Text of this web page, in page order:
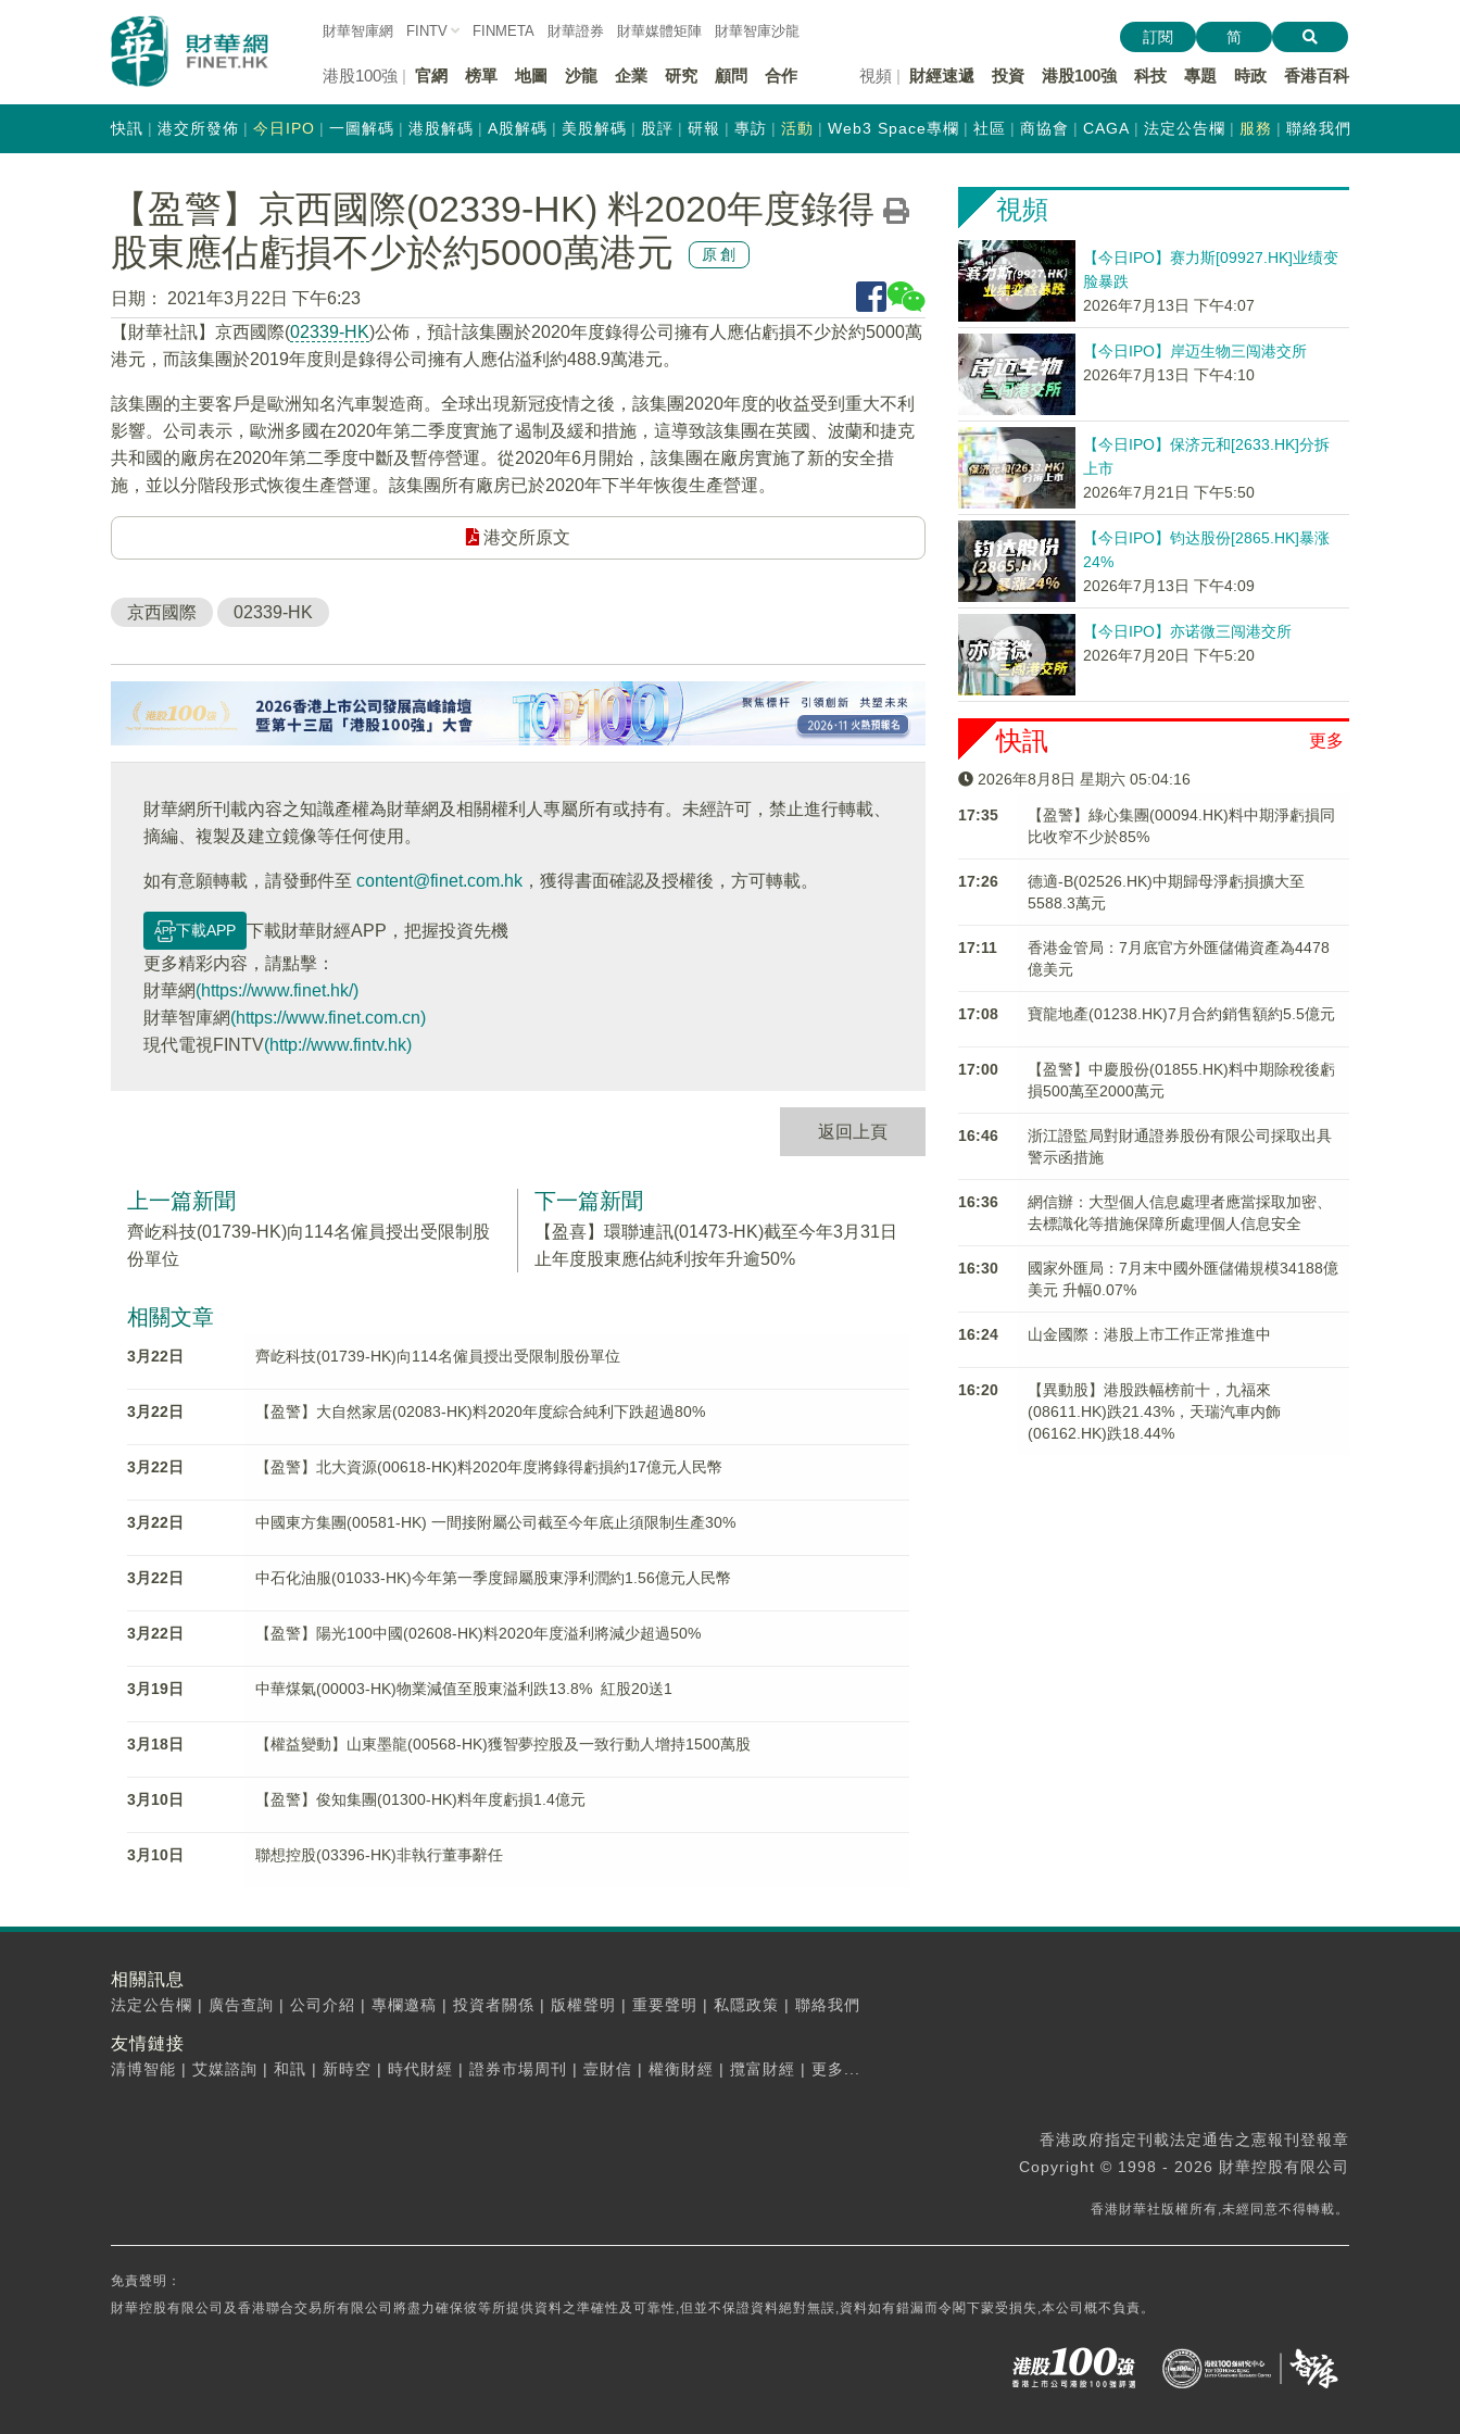
財華智庫網 FINTV FINMETA 財華證券 財華媒體矩陣 財華智庫沙龍
港股100強 官網 榜單 地圖 沙龍 企業 研究 顧問 合作 視頻 財經速遞 投資 港股100強 科技 專題 時政 香港百科
訂閱 简
快訊 港交所發佈 今日IPO 一圖解碼 港股解碼 A股解碼 美股解碼 股評 研報 專訪 活動 Web3 Space專欄 社區 商協會 CAGA 法定公告欄 服務 聯絡我們
【盈警】京西國際(02339-HK) 料2020年度錄得
股東應佔虧損不少於約5000萬港元
原創
日期：
2021年3月22日 下午6:23
【財華社訊】京西國際(02339-HK)公佈，預計該集團於2020年度錄得公司擁有人應佔虧損不少於約5000萬
港元，而該集團於2019年度則是錄得公司擁有人應佔溢利約488.9萬港元。
該集團的主要客戶是歐洲知名汽車製造商。全球出現新冠疫情之後，該集團2020年度的收益受到重大不利
影響。公司表示，歐洲多國在2020年第二季度實施了遏制及緩和措施，這導致該集團在英國、波蘭和捷克
共和國的廠房在2020年第二季度中斷及暫停營運。從2020年6月開始，該集團在廠房實施了新的安全措
施，並以分階段形式恢復生產營運。該集團所有廠房已於2020年下半年恢復生產營運。
港交所原文
京西國際 02339-HK
財華網所刊載內容之知識產權為財華網及相關權利人專屬所有或持有。未經許可，禁止進行轉載、
摘編、複製及建立鏡像等任何使用。
如有意願轉載，請發郵件至 content@finet.com.hk ，獲得書面確認及授權後，方可轉載。
下載APP
下載財華財經APP，把握投資先機
更多精彩内容，請點擊：
財華網(https://www.finet.hk/)
財華智庫網(https://www.finet.com.cn)
現代電視FINTV(http://www.fintv.hk)
返回上頁
上一篇新聞
齊屹科技(01739-HK)向114名僱員授出受限制股
份單位
下一篇新聞
【盈喜】環聯連訊(01473-HK)截至今年3月31日
止年度股東應佔純利按年升逾50%
相關文章
3月22日 齊屹科技(01739-HK)向114名僱員授出受限制股份單位
3月22日 【盈警】大自然家居(02083-HK)料2020年度綜合純利下跌超過80%
3月22日 【盈警】北大資源(00618-HK)料2020年度將錄得虧損約17億元人民幣
3月22日 中國東方集團(00581-HK) 一間接附屬公司截至今年底止須限制生產30%
3月22日 中石化油服(01033-HK)今年第一季度歸屬股東淨利潤約1.56億元人民幣
3月22日 【盈警】陽光100中國(02608-HK)料2020年度溢利將減少超過50%
3月19日 中華煤氣(00003-HK)物業減值至股東溢利跌13.8% 紅股20送1
3月18日 【權益變動】山東墨龍(00568-HK)獲智夢控股及一致行動人增持1500萬股
3月10日 【盈警】俊知集團(01300-HK)料年度虧損1.4億元
3月10日 聯想控股(03396-HK)非執行董事辭任
視頻
【今日IPO】赛力斯[09927.HK]业绩变
脸暴跌
2026年7月13日 下午4:07
【今日IPO】岸迈生物三闯港交所
2026年7月13日 下午4:10
【今日IPO】保济元和[2633.HK]分拆
上市
2026年7月21日 下午5:50
【今日IPO】钧达股份[2865.HK]暴涨
24%
2026年7月13日 下午4:09
【今日IPO】亦诺微三闯港交所
2026年7月20日 下午5:20
更多
快訊
2026年8月8日 星期六 05:04:17
17:35
【盈警】綠心集團(00094.HK)料中期淨虧損同
比收窄不少於85%
17:26
德適-B(02526.HK)中期歸母淨虧損擴大至
5588.3萬元
17:11
香港金管局：7月底官方外匯儲備資產為4478
億美元
17:08 寶龍地產(01238.HK)7月合約銷售額約5.5億元
17:00
【盈警】中慶股份(01855.HK)料中期除稅後虧
損500萬至2000萬元
16:46
浙江證監局對財通證券股份有限公司採取出具
警示函措施
16:36
網信辦：大型個人信息處理者應當採取加密、
去標識化等措施保障所處理個人信息安全
16:30
國家外匯局：7月末中國外匯儲備規模34188億
美元 升幅0.07%
16:24 山金國際：港股上市工作正常推進中
16:20
【異動股】港股跌幅榜前十，九福來
(08611.HK)跌21.43%，天瑞汽車内飾
(06162.HK)跌18.44%
相關訊息
法定公告欄 | 廣告查詢 | 公司介紹 | 專欄邀稿 | 投資者關係 | 版權聲明 | 重要聲明 | 私隱政策 | 聯絡我們
友情鏈接
清博智能 | 艾媒諮詢 | 和訊 | 新時空 | 時代財經 | 證券市場周刊 | 壹財信 | 權衡財經 | 攬富財經 | 更多...
香港政府指定刊載法定通告之憲報刊登報章
Copyright © 1998 - 2026 財華控股有限公司
香港財華社版權所有,未經同意不得轉載。
免責聲明：
財華控股有限公司及香港聯合交易所有限公司將盡力確保彼等所提供資料之準確性及可靠性,但並不保證資料絕對無誤,資料如有錯漏而令閣下蒙受損失,本公司概不負責。